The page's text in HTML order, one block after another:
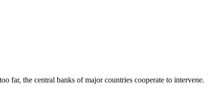
far, the central banks of major countries cooperate to intervene.